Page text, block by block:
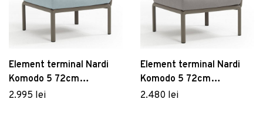
Element terminal Nardi
Komodo 5 72cm
dreapta/stanga cadru
2.995 lei
Element terminal Nardi
Komodo 5 72cm
dreapta/stanga cadru
2.480 lei